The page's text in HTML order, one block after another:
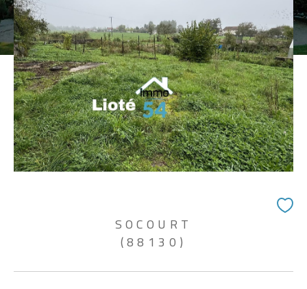
SOCOURT
(88130)